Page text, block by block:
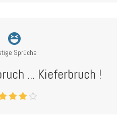
Sprüche
... Kieferbruch !